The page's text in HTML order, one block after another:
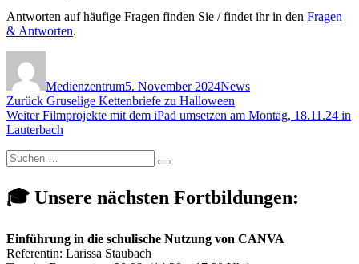
Antworten auf häufige Fragen finden Sie / findet ihr in den Fragen
& Antworten.
Medienzentrum5. November 2024News
Beitragsnavigation
Zurück Vorheriger
Beitrag:
Gruselige Kettenbriefe zu Halloween
Weiter Nächster
Beitrag:
Filmprojekte mit dem iPad umsetzen am Montag, 18.11.24 in
Lauterbach
Suchen
nach:
Suchen
🎓 Unsere nächsten Fortbildungen:
Einführung in die schulische Nutzung von CANVA
Referentin: Larissa Staubach